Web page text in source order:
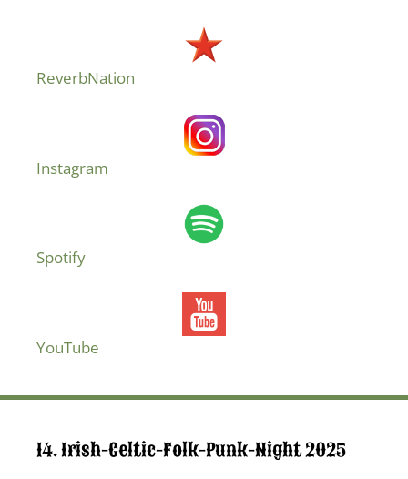
ReverbNation
Instagram
Spotify
YouTube
14. Irish-Celtic-Folk-Punk-Night 2025